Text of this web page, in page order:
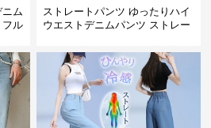
ム
フル
ストレートパンツ ゆったりハイ
ウエストデニムパンツ ストレー